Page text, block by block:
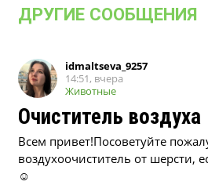
ДРУГИЕ СООБЩЕНИЯ
idmaltseva_9257
14:51, вчера
Животные
Очиститель воздуха
Всем привет!Посоветуйте
воздухоочиститель от шерсти,
☺